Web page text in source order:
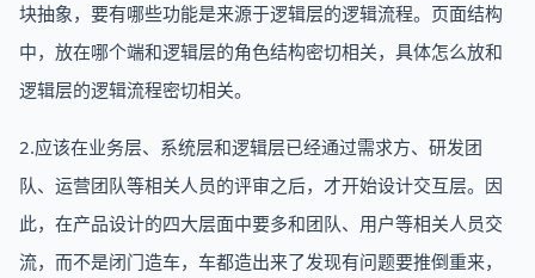
块抽象，要有哪些功能是来源于逻辑层的逻辑流程。页面结构
中，放在哪个端和逻辑层的角色结构密切相关，具体怎么放和
逻辑层的逻辑流程密切相关。
2.应该在业务层、系统层和逻辑层已经通过需求方、研发团
队、运营团队等相关人员的评审之后，才开始设计交互层。因
此，在产品设计的四大层面中要多和团队、用户等相关人员交
流，而不是闭门造车，车都造出来了发现有问题要推倒重来，